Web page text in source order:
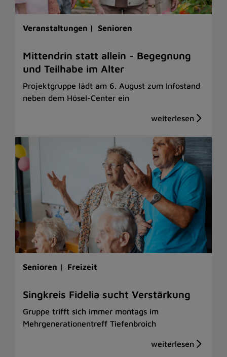
Veranstaltungen | Senioren
Mittendrin statt allein - Begegnung
und Teilhabe im Alter
Projektgruppe lädt am 6. August zum Infostand
neben dem Hösel-Center ein
Senioren | Freizeit
Singkreis Fidelia sucht Verstärkung
Gruppe trifft sich immer montags im
Mehrgenerationentreff Tiefenbroich